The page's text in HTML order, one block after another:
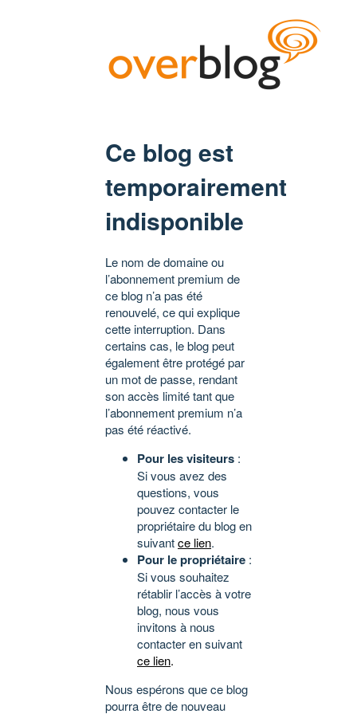
Ce blog est
temporairement
indisponible
Le nom de domaine ou
l’abonnement premium de
ce blog n’a pas été
renouvelé, ce qui explique
cette interruption. Dans
certains cas, le blog peut
également être protégé par
un mot de passe, rendant
son accès limité tant que
l’abonnement premium n’a
pas été réactivé.
Pour les visiteurs :
Si vous avez des
questions, vous
pouvez contacter le
propriétaire du blog en
suivantce lien.
Pour le propriétaire :
Si vous souhaitez
rétablir l’accès à votre
blog, nous vous
invitons à nous
contacter en suivant
ce lien.
Nous espérons que ce blog
pourra être de nouveau